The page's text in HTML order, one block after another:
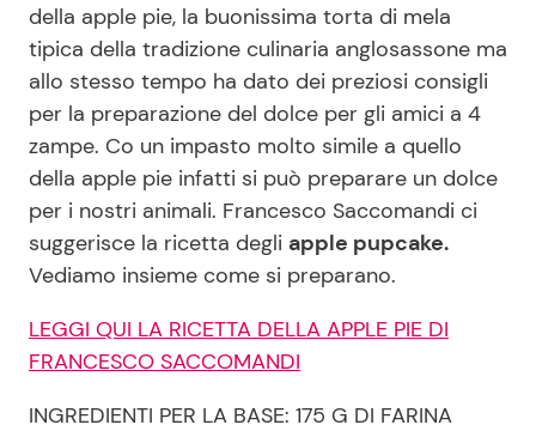
Chi siamo
Disclaimer e Privacy
Redazione
Contattaci
Pubblicità
Privacy Policy
della apple pie, la buonissima torta di mela
tipica della tradizione culinaria anglosassone ma
allo stesso tempo ha dato dei preziosi consigli
per la preparazione del dolce per gli amici a 4
zampe. Co un impasto molto simile a quello
della apple pie infatti si può preparare un dolce
per i nostri animali. Francesco Saccomandi ci
suggerisce la ricetta degli apple pupcake.
Vediamo insieme come si preparano.
LEGGI QUI LA RICETTA DELLA APPLE PIE DI
FRANCESCO SACCOMANDI
INGREDIENTI PER LA BASE: 175 G DI FARINA